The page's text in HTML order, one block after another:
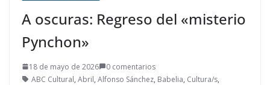
A oscuras: Regreso del «misterio
Pynchon»
18 de mayo de 2026
0 comentarios
ABC Cultural, Abril, Alfonso Sánchez, Babelia, Cultura/s,